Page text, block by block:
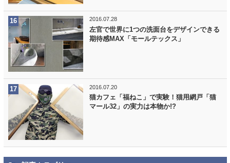
2016.07.28
左官で世界に1つの洗面台をデザインできる
期待感MAX「モールテックス」
2016.07.20
猫カフェ「福ねこ」で実験！猫用網戸「猫
マール32」の実力は本物か!?